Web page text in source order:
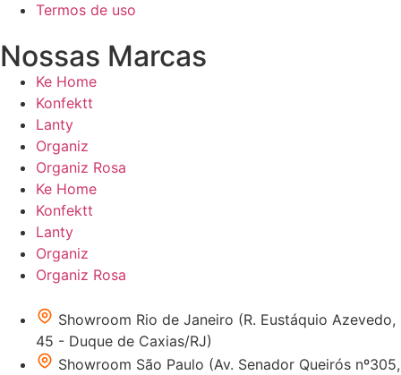
Termos de uso
Nossas Marcas
Ke Home
Konfektt
Lanty
Organiz
Organiz Rosa
Ke Home
Konfektt
Lanty
Organiz
Organiz Rosa
Showroom Rio de Janeiro (R. Eustáquio Azevedo,
45 - Duque de Caxias/RJ)
Showroom São Paulo (Av. Senador Queirós nº305,